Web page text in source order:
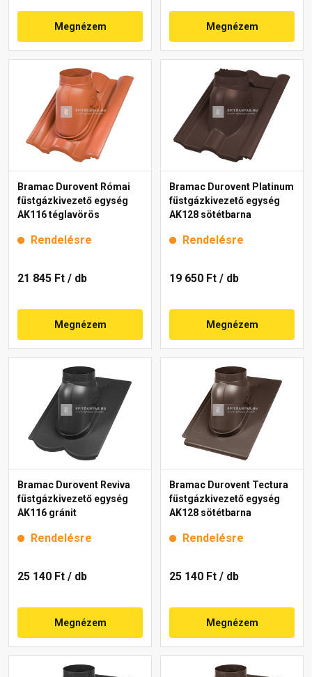
Megnézem Megnézem
Bramac Durovent Római
füstgázkivezető egység
AK116 téglavörös
Rendelésre
21 845 Ft / db
Megnézem
Bramac Durovent Platinum
füstgázkivezető egység
AK128 sötétbarna
Rendelésre
19 650 Ft / db
Megnézem
Bramac Durovent Reviva
füstgázkivezető egység
AK116 gránit
Rendelésre
25 140 Ft / db
Megnézem
Bramac Durovent Tectura
füstgázkivezető egység
AK128 sötétbarna
Rendelésre
25 140 Ft / db
Megnézem